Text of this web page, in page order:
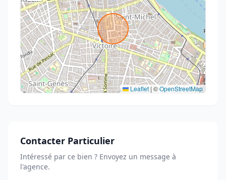
Leaflet | ©OpenStreetMap
Contacter Particulier
Intéressé par ce bien ? Envoyez un message à
l'agence.